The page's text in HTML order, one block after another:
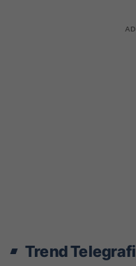
Trend Telegrafi